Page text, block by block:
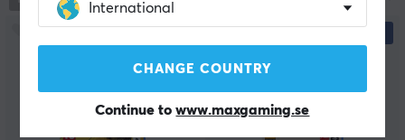
International
CHANGE COUNTRY
Continue towww.maxgaming.se